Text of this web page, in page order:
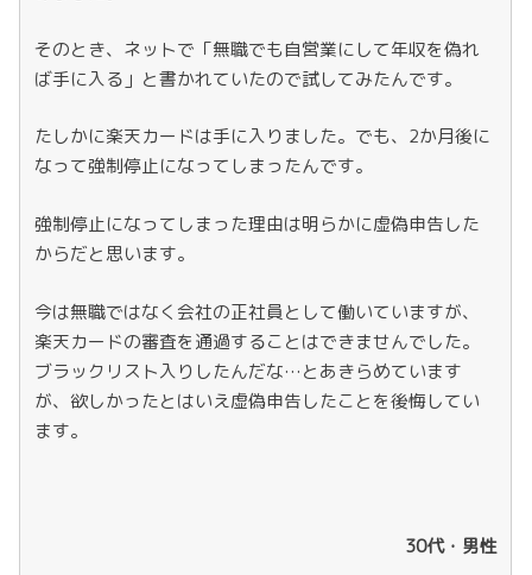
そのとき、ネットで「無職でも自営業にして年収を偽れ
ば手に入る」と書かれていたので試してみたんです。
たしかに楽天カードは手に入りました。でも、2か月後に
なって強制停止になってしまったんです。
強制停止になってしまった理由は明らかに虚偽申告した
からだと思います。
今は無職ではなく会社の正社員として働いていますが、
楽天カードの審査を通過することはできませんでした。
ブラックリスト入りしたんだな…とあきらめています
が、欲しかったとはいえ虚偽申告したことを後悔してい
ます。
30代・男性